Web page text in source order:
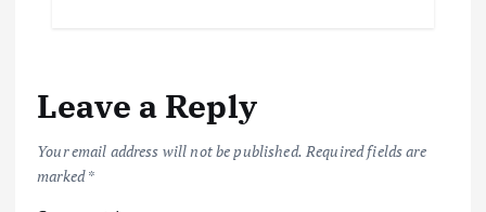
Leave a Reply
Your email address will not be published. Required fields are
marked*